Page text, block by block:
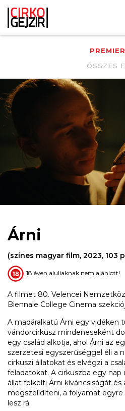
ÖSSZES
Árni
(színes magyar film, 2023, 103
18 éven aluliaknak nem ajánlott!
A filmet 80. Velencei
Biennale College Cinema
A madáralkatú Árni egy vidéken
vándorcirkusz mindeneseként
egy család alkotja, ahol Árni az
szerzetesi egyszerűséggel éli a
cirkuszi állatokat és elvégzi a
feladatokat. A cirkuszba egy nap
állat felkelti Árni kíváncsiságát és
megszelídíteni, a folyamat egyre
lesz rá.